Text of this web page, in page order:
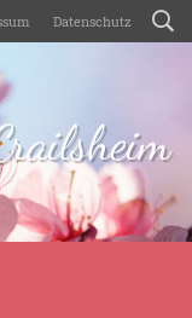
Datenschutz